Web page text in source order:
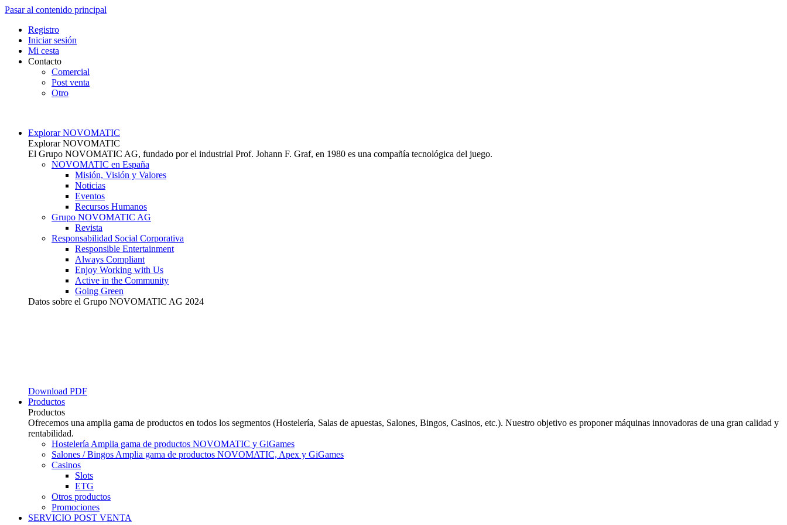
Pasar al contenido principal
Top
Registro
Iniciar sesión
Mi cesta
Contacto
Comercial
Post venta
Otro
Main navigation
Explorar NOVOMATIC
Explorar NOVOMATIC
El Grupo NOVOMATIC AG, fundado por el industrial Prof. Johann F. Graf, en 1980 es una compañía tecnológica del juego.
NOVOMATIC en España
Misión, Visión y Valores
Noticias
Eventos
Recursos Humanos
Grupo NOVOMATIC AG
Revista
Responsabilidad Social Corporativa
Responsible Entertainment
Always Compliant
Enjoy Working with Us
Active in the Community
Going Green
Datos sobre el Grupo NOVOMATIC AG 2024
Download PDF
Productos
Productos
Ofrecemos una amplia gama de productos en todos los segmentos (Hostelería, Salas de apuestas, Salones, Bingos, Casinos, etc.). Nuestro objetivo es proponer máquinas innovadoras de una gran calidad y
rentabilidad.
Hostelería Amplia gama de productos NOVOMATIC y GiGames
Salones / Bingos Amplia gama de productos NOVOMATIC, Apex y GiGames
Casinos
Slots
ETG
Otros productos
Promociones
SERVICIO POST VENTA